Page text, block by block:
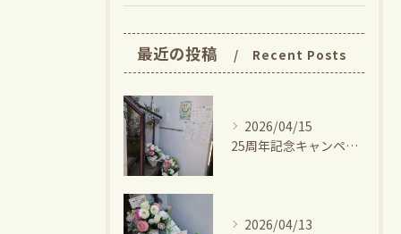
最近の投稿 Recent Posts
2026/04/15
25周年記念キャンペーン期間も半分を切りました！⁡
2026/04/13